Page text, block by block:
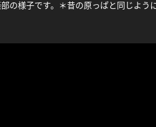
の様子です。＊昔の原っぱと同じよ